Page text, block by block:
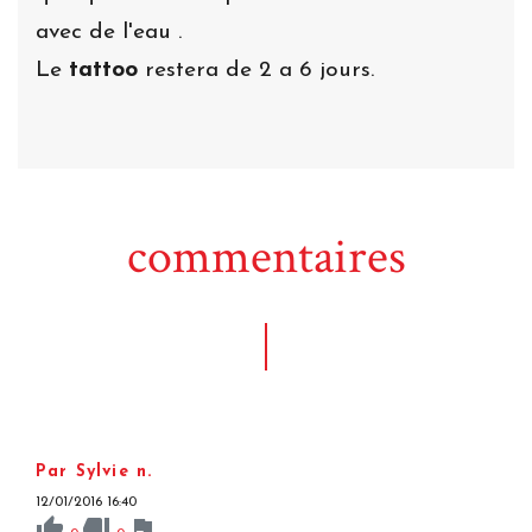
avec de l'eau .
Le tattoo restera de 2 a 6 jours.
commentaires
Par Sylvie n.
12/01/2016 16:40